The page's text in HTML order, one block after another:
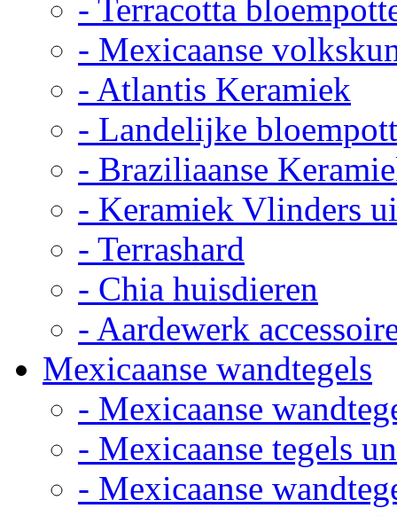
- Terracotta
- Mexicaanse
- Atlantis Keramiek
- Landelijke
- Braziliaanse
- Keramiek Vlinders
- Terrashard
- Chia huisdieren
- Aardewerk
Mexicaanse wandtegels
- Mexicaanse
- Mexicaanse tegels
- Mexicaanse